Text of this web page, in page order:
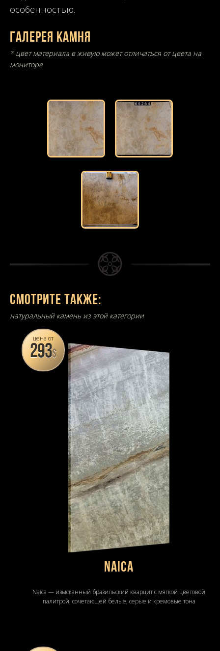
особенностью.
Галерея камня
* цвет материала в живую может отличаться от цвета на
мониторе
Смотрите также:
натуральный камень из этой категории
цена от
293$
Naica
Naica — изысканный бразильский кварцит с мягкой цветовой
палитрой, сочетающей белые, серые и кремовые тона